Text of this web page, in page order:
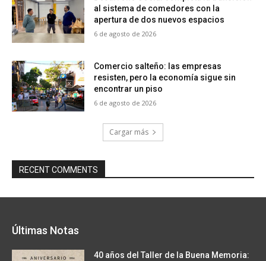
al sistema de comedores con la
apertura de dos nuevos espacios
6 de agosto de 2026
Comercio salteño: las empresas
resisten, pero la economía sigue sin
encontrar un piso
6 de agosto de 2026
Cargar más
RECENT COMMENTS
Últimas Notas
40 años del Taller de la Buena Memoria: